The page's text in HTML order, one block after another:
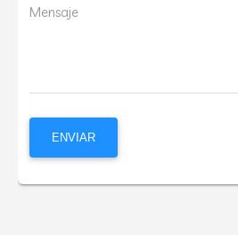
Mensaje